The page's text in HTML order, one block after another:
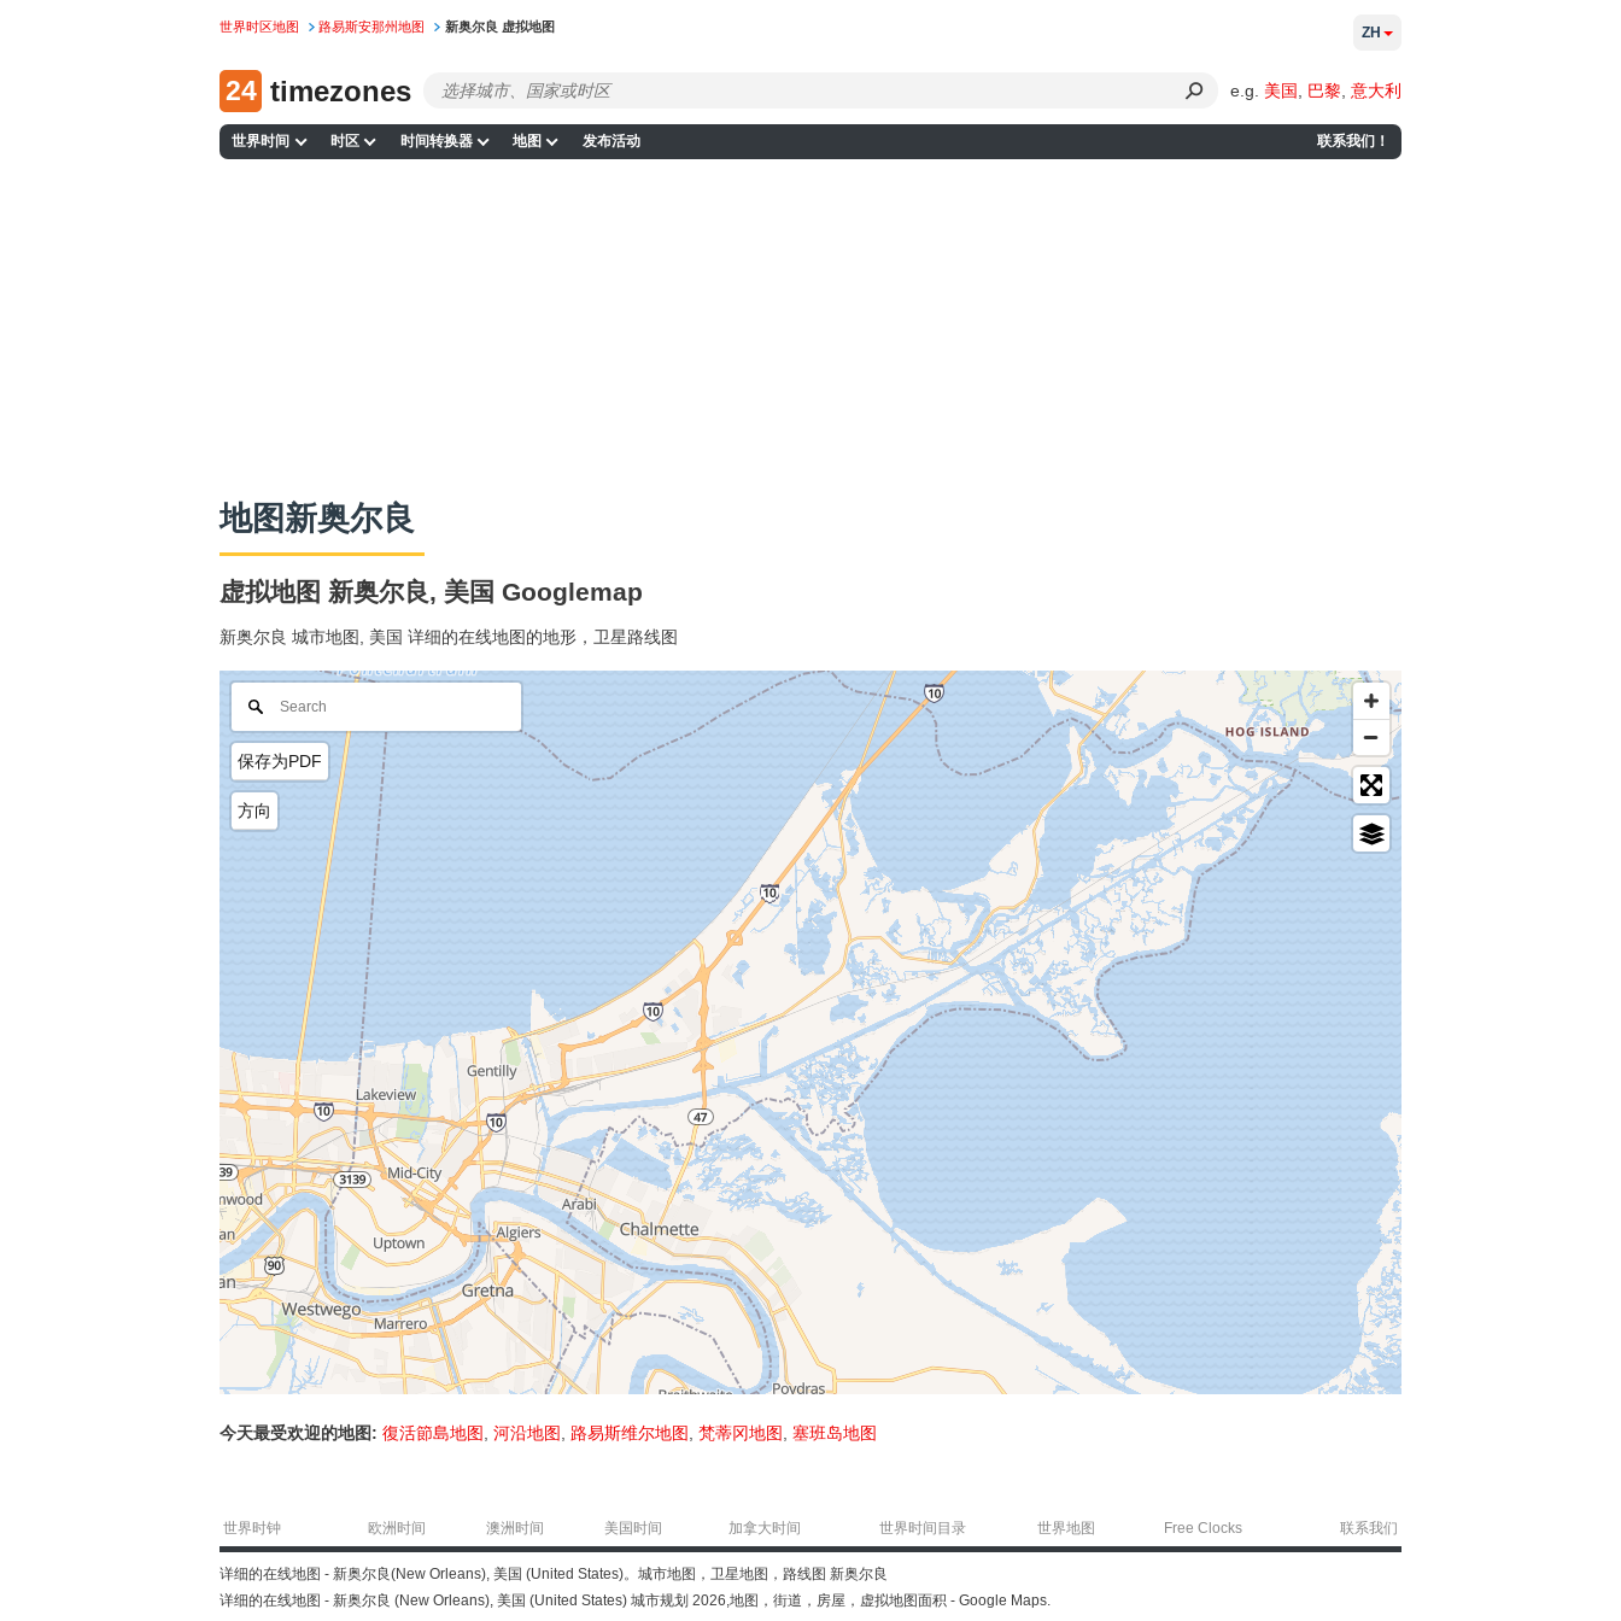
世界时区地图 路易斯安那州地图 新奥尔良 虚拟地图
24 timezones e.g. 美国 巴黎 意大利
世界时间 时区 时间转换器 地图 发布活动 联系我们！
ZH
地图新奥尔良
虚拟地图 新奥尔良, 美国 Googlemap
新奥尔良 城市地图, 美国 详细的在线地图的地形，卫星路线图
保存为PDF
方向
今天最受欢迎的地图: 復活節島地图 河沿地图 路易斯维尔地图 梵蒂冈地图 塞班岛地图
世界时钟 欧洲时间 澳洲时间 美国时间 加拿大时间 世界时间目录 世界地图 Free Clocks 联系我们
详细的在线地图 - 新奥尔良(New Orleans), 美国 (United States)。城市地图，卫星地图，路线图 新奥尔良
详细的在线地图 - 新奥尔良 (New Orleans), 美国 (United States) 城市规划 2026,地图，街道，房屋，虚拟地图面积 - Google Maps.